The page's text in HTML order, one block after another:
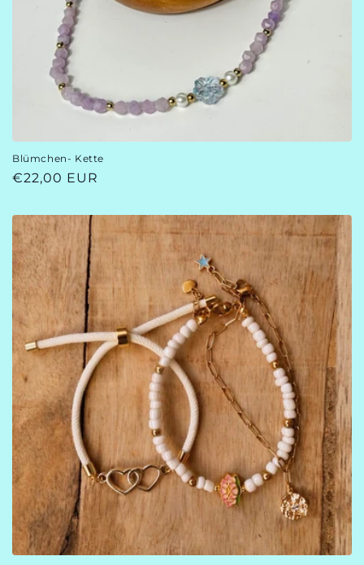
Blümchen- Kette
Normaler
€22,00 EUR